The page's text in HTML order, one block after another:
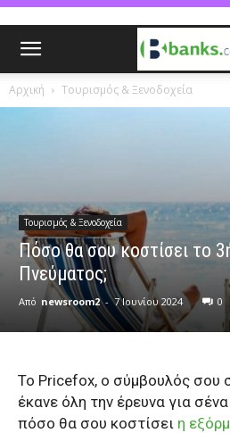
Αρχική Τουρισμός & Ξενοδοχεία
Τουρισμός & Ξενοδοχεία
Πόσο θα σου κοστίσει το
Πνεύματος;
Από newsroom2 - 7 Ιουνίου 2024 0
Το Pricefox, ο σύμβουλός σου
έκανε όλη την έρευνα για
πόσο θα σου κοστίσει η